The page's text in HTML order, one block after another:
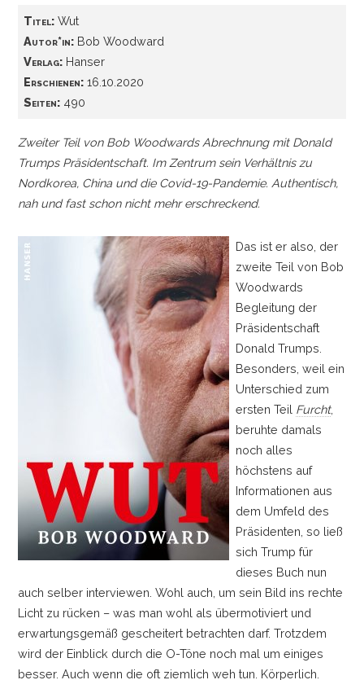
Titel:Wut
Autor*in:Bob Woodward
Verlag:Hanser
Erschienen:16.10.2020
Seiten:490
Zweiter Teil von Bob Woodwards Abrechnung mit Donald
Trumps Präsidentschaft. Im Zentrum sein Verhältnis zu
Nordkorea, China und die Covid-19-Pandemie. Authentisch,
nah und fast schon nicht mehr erschreckend.
Das ist er also, der
zweite Teil von Bob
Woodwards
Begleitung der
Präsidentschaft
Donald Trumps.
Besonders, weil ein
Unterschied zum
ersten Teil Furcht,
beruhte damals
noch alles
höchstens auf
Informationen aus
dem Umfeld des
Präsidenten, so ließ
sich Trump für
dieses Buch nun
auch selber interviewen. Wohl auch, um sein Bild ins rechte
Licht zu rücken –was man wohl als übermotiviert und
erwartungsgemäß gescheitert betrachten darf. Trotzdem
wird der Einblick durch die O-Töne noch mal um einiges
besser. Auch wenn die oft ziemlich weh tun. Körperlich.